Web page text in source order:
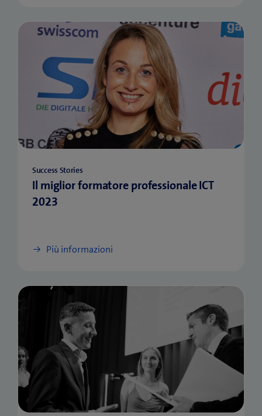
Success Stories
Il miglior formatore professionale ICT
2023
Più informazioni